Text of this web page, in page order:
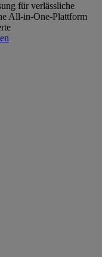
für verlässliche
All-in-One-Plattform